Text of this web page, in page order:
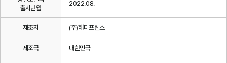
출시년월
2022.08.
제조자 (주)해피프린스
제조국 대한민국